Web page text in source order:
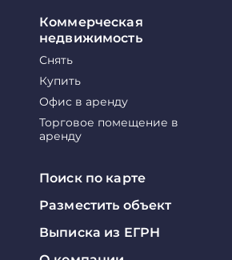
Коммерческая
недвижимость
Снять
Купить
Офис в аренду
Торговое помещение в
аренду
Поиск по карте
Разместить объект
Выписка из ЕГРН